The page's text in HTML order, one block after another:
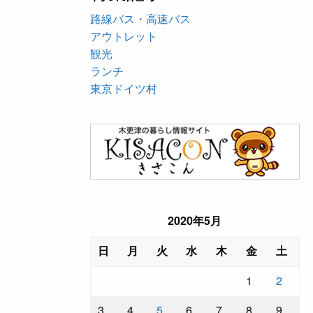
路線バス・高速バス
アウトレット
観光
ランチ
東京ドイツ村
2020年5月
日
月 火 水 木 金
土
1
2
3
4 5 6 7 8
9